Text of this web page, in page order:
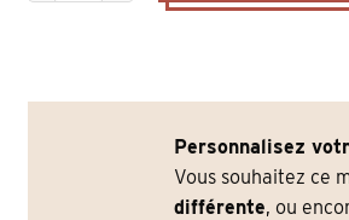
Personnalisez
Vous souhaitez ce
différente, ou